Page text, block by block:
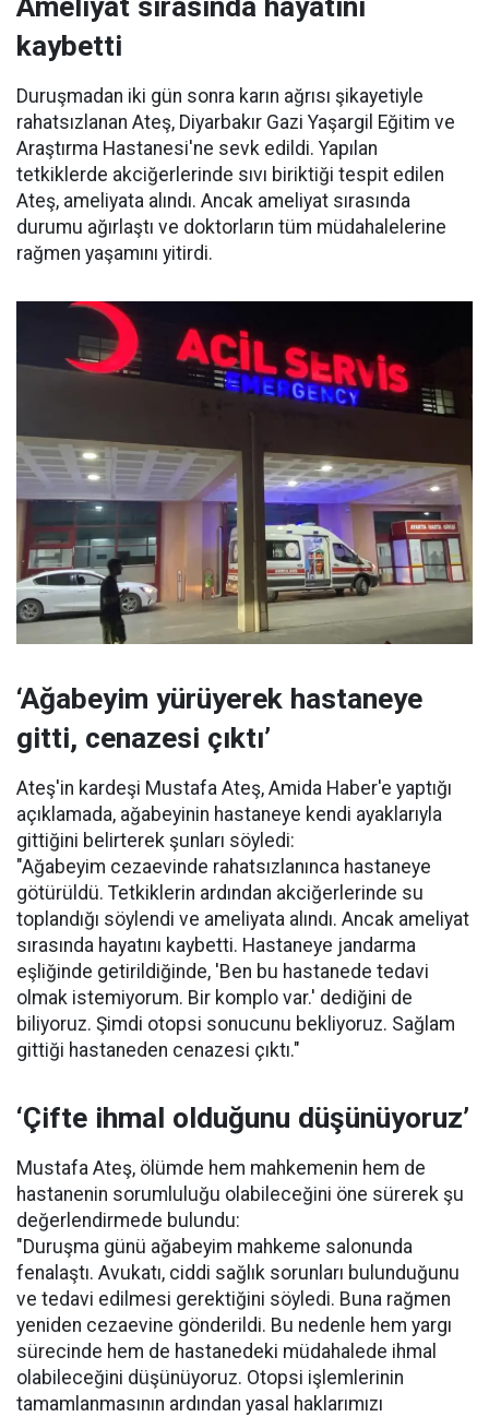
Ameliyat sırasında hayatını
kaybetti
Duruşmadan iki gün sonra karın ağrısı şikayetiyle
rahatsızlanan Ateş, Diyarbakır Gazi Yaşargil Eğitim ve
Araştırma Hastanesi'ne sevk edildi. Yapılan
tetkiklerde akciğerlerinde sıvı biriktiği tespit edilen
Ateş, ameliyata alındı. Ancak ameliyat sırasında
durumu ağırlaştı ve doktorların tüm müdahalelerine
rağmen yaşamını yitirdi.
‘Ağabeyim yürüyerek hastaneye
gitti, cenazesi çıktı’
Ateş'in kardeşi Mustafa Ateş, Amida Haber'e yaptığı
açıklamada, ağabeyinin hastaneye kendi ayaklarıyla
gittiğini belirterek şunları söyledi:
"Ağabeyim cezaevinde rahatsızlanınca hastaneye
götürüldü. Tetkiklerin ardından akciğerlerinde su
toplandığı söylendi ve ameliyata alındı. Ancak ameliyat
sırasında hayatını kaybetti. Hastaneye jandarma
eşliğinde getirildiğinde, 'Ben bu hastanede tedavi
olmak istemiyorum. Bir komplo var.' dediğini de
biliyoruz. Şimdi otopsi sonucunu bekliyoruz. Sağlam
gittiği hastaneden cenazesi çıktı."
‘Çifte ihmal olduğunu düşünüyoruz’
Mustafa Ateş, ölümde hem mahkemenin hem de
hastanenin sorumluluğu olabileceğini öne sürerek şu
değerlendirmede bulundu:
"Duruşma günü ağabeyim mahkeme salonunda
fenalaştı. Avukatı, ciddi sağlık sorunları bulunduğunu
ve tedavi edilmesi gerektiğini söyledi. Buna rağmen
yeniden cezaevine gönderildi. Bu nedenle hem yargı
sürecinde hem de hastanedeki müdahalede ihmal
olabileceğini düşünüyoruz. Otopsi işlemlerinin
tamamlanmasının ardından yasal haklarımızı